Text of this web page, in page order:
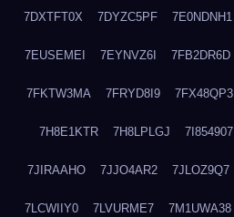
7DXTFT0X 7DYZC5PF 7E0NDNH1
7EUSEMEI 7EYNVZ6I 7FB2DR6D
7FKTW3MA 7FRYD8I9 7FX48QP3
7H8E1KTR 7H8LPLGJ 7I854907
7JIRAAHO 7JJO4AR2 7JLOZ9Q7
7LCWIIY0 7LVURME7 7M1UWA38